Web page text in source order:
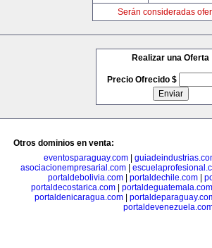
Serán consideradas
Realizar una Oferta
Precio Ofrecido $
Otros dominios en venta:
eventosparaguay.com
asociacionempresarial.com|
portaldebolivia.com| portaldechile.com|
portaldecostarica.com
portaldeguatemala.com
portaldenicaragua.com|